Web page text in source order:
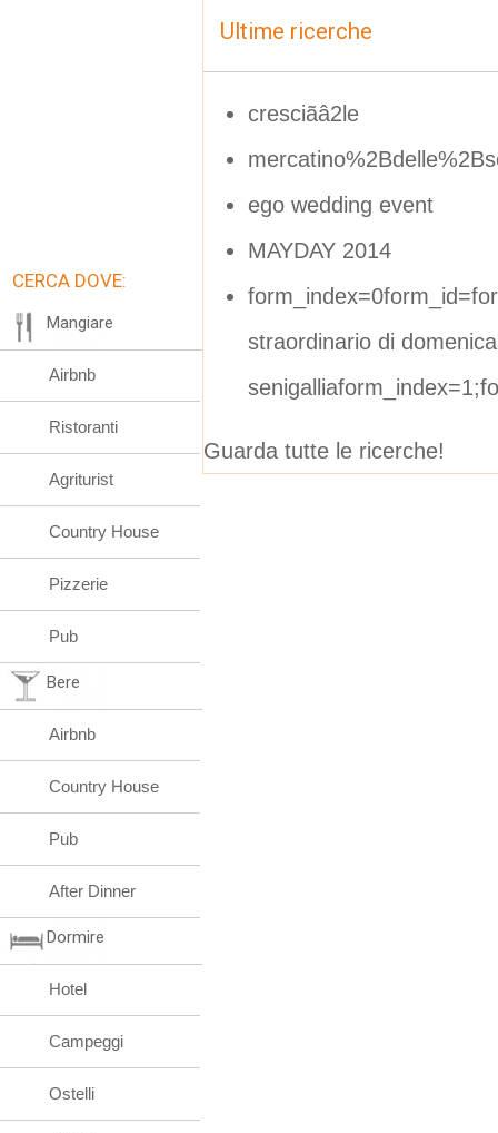
Ultime ricerche
cresciãâ2le
ego wedding event
MAYDAY 2014
straordinario di domenica
Guarda tutte le ricerche!
CERCA DOVE:
Mangiare
Airbnb
Ristoranti
Agriturist
Country House
Pizzerie
Pub
Bere
Airbnb
Country House
Pub
After Dinner
Dormire
Hotel
Campeggi
Ostelli